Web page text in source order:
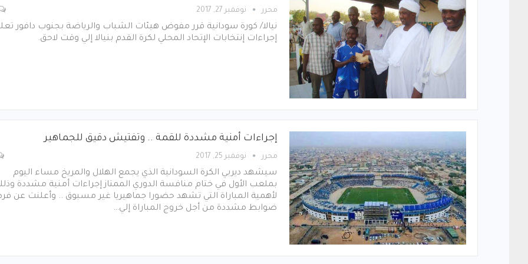
محرر نوفمبر 27, 2017
نيالا/ كورة سودانية قرر مفوض هيئات الشباب والرياضة بجنوب دافور
إجراءات إنتخابات الإتحاد المحلي لكرة القدم بنيالا إلي وقت لاحق.
إجراءات أمنية مشددة للقمة .. وتفتيش دقيق للجماهير
محرر نوفمبر 25, 2017
سيشهد ديربي الكرة السودانية الذي يجمع الهلال والمريخ مساء اليوم
بملعب الأول في ختام منافسة الدوري الممتاز إجراءات أمنية مشددة
لأهمية المباراة التي تشهد حضورا جماهيريا غير مسبوق .. وأعلنت عن
ضوابط مشددة من أجل خروج المباراة إلي…